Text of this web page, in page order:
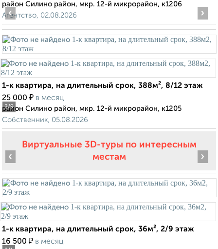
район Силино район, мкр. 12-й микрорайон, к1206
Агентство, 02.08.2026
2/9
‹ ›
1-к квартира, на длительный срок, 388м², 8/12 этаж
25 000 ₽ в месяц
район Силино район, мкр. 12-й микрорайон, к1205
Собственник, 05.08.2026
Виртуальные 3D-туры по интересным
местам
‹ ›
1-к квартира, на длительный срок, 36м², 2/9 этаж
16 500 ₽ в месяц